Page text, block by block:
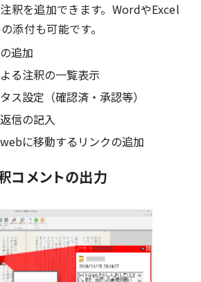
釈を追加できます。WordやExcel
添付も可能です。
追加
る注釈の一覧表示
ス設定（確認済・承認等）
信の記入
に移動するリンクの追加
コメントの出力